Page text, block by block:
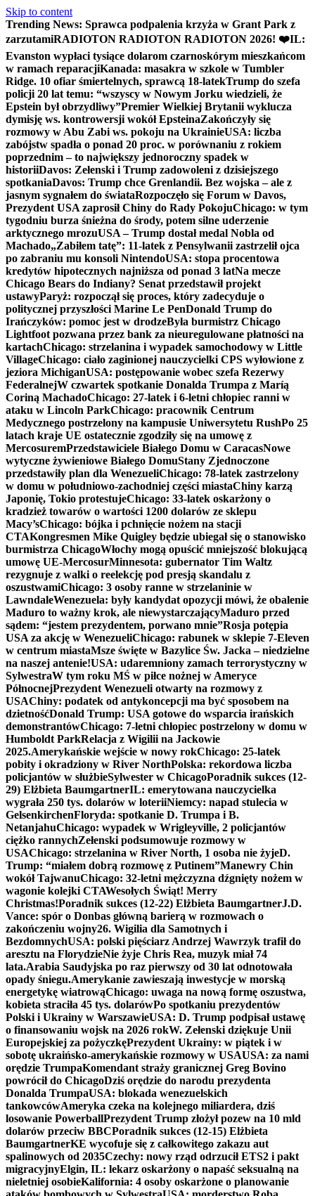
Skip to content
Trending News: Sprawca podpalenia krzyża w Grant Park z
zarzutamiRADIOTON RADIOTON RADIOTON 2026! ❤️IL:
Evanston wypłaci tysiące dolarom czarnoskórym mieszkańcom
w ramach reparacjiKanada: masakra w szkole w Tumbler
Ridge. 10 ofiar śmiertelnych, sprawcą 18-latekTrump do szefa
policji 20 lat temu: “wszyscy w Nowym Jorku wiedzieli, że
Epstein był obrzydliwy”Premier Wielkiej Brytanii wyklucza
dymisję ws. kontrowersji wokół EpsteinaZakończyły się
rozmowy w Abu Zabi ws. pokoju na UkrainieUSA: liczba
zabójstw spadła o ponad 20 proc. w porównaniu z rokiem
poprzednim – to największy jednoroczny spadek w
historiiDavos: Zełenski i Trump zadowoleni z dzisiejszego
spotkaniaDavos: Trump chce Grenlandii. Bez wojska – ale z
jasnym sygnałem do świataRozpoczęło się Forum w Davos,
Prezydent USA zaprosił Chiny do Rady PokojuChicago: w tym
tygodniu burza śnieżna do środy, potem silne uderzenie
arktycznego mrozuUSA – Trump dostał medal Nobla od
Machado„Zabiłem tatę”: 11-latek z Pensylwanii zastrzelił ojca
po zabraniu mu konsoli NintendoUSA: stopa procentowa
kredytów hipotecznych najniższa od ponad 3 latNa mecze
Chicago Bears do Indiany? Senat przedstawił projekt
ustawyParyż: rozpoczął się proces, który zadecyduje o
politycznej przyszłości Marine Le PenDonald Trump do
Irańczyków: pomoc jest w drodzeByła burmistrz Chicago
Lightfoot pozwana przez bank za nieuregulowane płatności na
kartachChicago: strzelanina i wypadek samochodowy w Little
VillageChicago: ciało zaginionej nauczycielki CPS wyłowione z
jeziora MichiganUSA: postępowanie wobec szefa Rezerwy
FederalnejW czwartek spotkanie Donalda Trumpa z Maríą
Coriną MachadoChicago: 27-latek i 6-letni chłopiec ranni w
ataku w Lincoln ParkChicago: pracownik Centrum
Medycznego postrzelony na kampusie Uniwersytetu RushPo 25
latach kraje UE ostatecznie zgodziły się na umowę z
MercosuremPrzedstawiciele Białego Domu w CaracasNowe
wytyczne żywieniowe Białego DomuStany Zjednoczone
przedstawiły plan dla WenezueliChicago: 78-latek zastrzelony
w domu w południowo-zachodniej części miastaChiny karzą
Japonię, Tokio protestujeChicago: 33-latek oskarżony o
kradzież towarów o wartości 1200 dolarów ze sklepu
Macy’sChicago: bójka i pchnięcie nożem na stacji
CTAKongresmen Mike Quigley będzie ubiegał się o stanowisko
burmistrza ChicagoWłochy mogą opuścić mniejszość blokującą
umowę UE-MercosurMinnesota: gubernator Tim Waltz
rezygnuje z walki o reelekcję pod presją skandalu z
oszustwamiChicago: 3 osoby ranne w strzelaninie w
LawndaleWenezuela: były kandydat opozycji mówi, że obalenie
Maduro to ważny krok, ale niewystarczającyMaduro przed
sądem: “jestem prezydentem, porwano mnie”Rosja potępia
USA za akcję w WenezueliChicago: rabunek w sklepie 7-Eleven
w centrum miastaMsze święte w Bazylice Św. Jacka – niedzielne
na naszej antenie!USA: udaremniony zamach terrorystyczny w
SylwestraW tym roku MŚ w piłce nożnej w Ameryce
PółnocnejPrezydent Wenezueli otwarty na rozmowy z
USAChiny: podatek od antykoncepcji ma być sposobem na
dzietnośćDonald Trump: USA gotowe do wsparcia irańskich
demonstrantówChicago: 7-letni chłopiec postrzelony w domu w
Humboldt ParkRelacja z Wigilii na Jackowie
2025.Amerykańskie wejście w nowy rokChicago: 25-latek
pobity i okradziony w River NorthPolska: rekordowa liczba
policjantów w służbieSylwester w ChicagoPoradnik sukces (12-
29) Elżbieta BaumgartnerIL: emerytowana nauczycielka
wygrała 250 tys. dolarów w loteriiNiemcy: napad stulecia w
GelsenkirchenFloryda: spotkanie D. Trumpa i B.
NetanjahuChicago: wypadek w Wrigleyville, 2 policjantów
ciężko rannychZełenski podsumowuje rozmowy w
USAChicago: strzelanina w River North, 1 osoba nie żyjeD.
Trump: “miałem dobrą rozmowę z Putinem”Manewry Chin
wokół TajwanuChicago: 32-letni mężczyzna dźgnięty nożem w
wagonie kolejki CTAWesołych Świąt! Merry
Christmas!Poradnik sukces (12-22) Elżbieta BaumgartnerJ.D.
Vance: spór o Donbas główną barierą w rozmowach o
zakończeniu wojny26. Wigilia dla Samotnych i
BezdomnychUSA: polski pięściarz Andrzej Wawrzyk trafił do
aresztu na FlorydzieNie żyje Chris Rea, muzyk miał 74
lata.Arabia Saudyjska po raz pierwszy od 30 lat odnotowała
opady śniegu.Amerykanie zawieszają inwestycje w morską
energetykę wiatrowąChicago: uwaga na nową formę oszustwa,
kobieta straciła 45 tys. dolarówPo spotkaniu prezydentów
Polski i Ukrainy w WarszawieUSA: D. Trump podpisał ustawę
o finansowaniu wojsk na 2026 rokW. Zełenski dziękuje Unii
Europejskiej za pożyczkęPrezydent Ukrainy: w piątek i w
sobotę ukraińsko-amerykańskie rozmowy w USAUSA: za nami
orędzie TrumpaKomendant straży granicznej Greg Bovino
powrócił do ChicagoDziś orędzie do narodu prezydenta
Donalda TrumpaUSA: blokada wenezuelskich
tankowcówAmeryka czeka na kolejnego miliardera, dziś
losowanie PowerballPrezydent Trump złożył pozew na 10 mld
dolarów przeciw BBCPoradnik sukces (12-15) Elżbieta
BaumgartnerKE wycofuje się z całkowitego zakazu aut
spalinowych od 2035Czechy: nowy rząd odrzucił ETS2 i pakt
migracyjnyElgin, IL: lekarz oskarżony o napaść seksualną na
nieletniej osobieKalifornia: 4 osoby oskarżone o planowanie